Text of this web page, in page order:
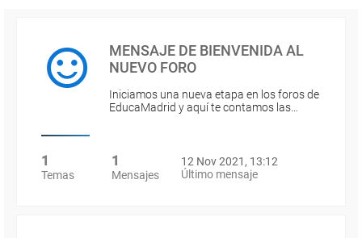
MENSAJE DE BIENVENIDA AL
NUEVO FORO
Iniciamos una nueva etapa en los foros de
EducaMadrid y aquí te contamos las…
1
Temas
1
Mensajes
12 Nov 2021, 13:12
Último mensaje